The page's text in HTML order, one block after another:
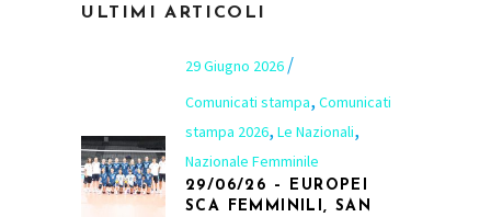
ULTIMI ARTICOLI
29 Giugno 2026
Comunicati stampa, Comunicati
stampa 2026, Le Nazionali,
Nazionale Femminile
29/06/26 – EUROPEI
SCA FEMMINILI, SAN